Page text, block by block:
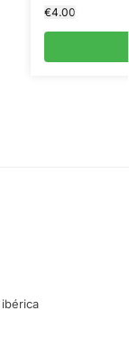
€4.00